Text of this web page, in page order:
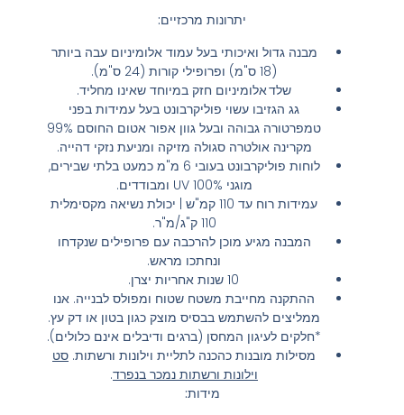
יתרונות מרכזיים:
מבנה גדול ואיכותי בעל עמוד אלומיניום עבה ביותר
(18 ס"מ) ופרופילי קורות (24 ס"מ).
שלד אלומיניום חזק במיוחד שאינו מחליד.
גג הגזיבו עשוי פוליקרבונט בעל עמידות בפני
טמפרטורה גבוהה ובעל גוון אפור אטום החוסם 99%
מקרינה אולטרה סגולה מזיקה ומניעת נזקי דהייה.
לוחות פוליקרבונט בעובי 6 מ"מ כמעט בלתי שבירים,
מוגני 100% UV ומבודדים.
עמידות רוח עד 110 קמ"ש | יכולת נשיאה מקסימלית
110 ק"ג/מ"ר.
המבנה מגיע מוכן להרכבה עם פרופילים שנקדחו
ונחתכו מראש.
ההתקנה מחייבת משטח שטוח ומפולס לבנייה. אנו
ממליצים להשתמש בבסיס מוצק כגון בטון או דק עץ.
*חלקים לעיגון המחסן (ברגים ודיבלים אינם כלולים).
מסילות מובנות כהכנה לתליית וילונות ורשתות. סט
וילונות ורשתות נמכר בנפרד.
מידות: